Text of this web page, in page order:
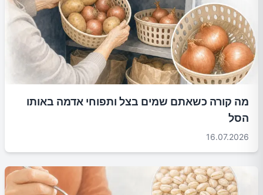
מה קורה כשאתם שמים בצל ותפוחי אדמה באותו
הסל
16.07.2026